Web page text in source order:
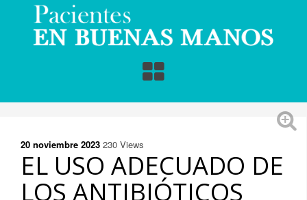
20 noviembre 2023 230 Views
EL USO ADECUADO DE
LOS ANTIBIÓTICOS